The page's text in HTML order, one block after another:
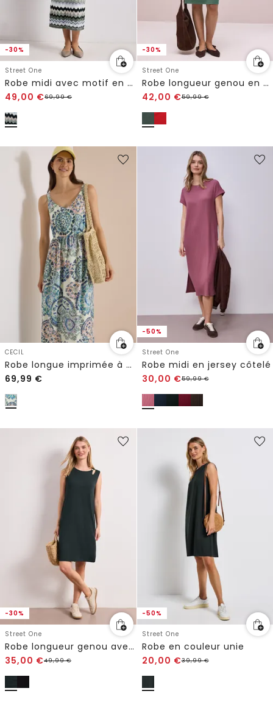
-30%
Street One
Robe midi avec motif en zigzag
49,00 €69,99€
-30%
Street One
Robe longueur genou en couleur unie
42,00 €59,99€
CECIL
Robe longue imprimée à col V
69,99 €
-50%
Street One
Robe midi en jersey côtelé
30,00 €59,99€
-30%
Street One
Robe longueur genou avec boucle décorative
35,00 €49,99€
-50%
Street One
Robe en couleur unie
20,00 €39,99€